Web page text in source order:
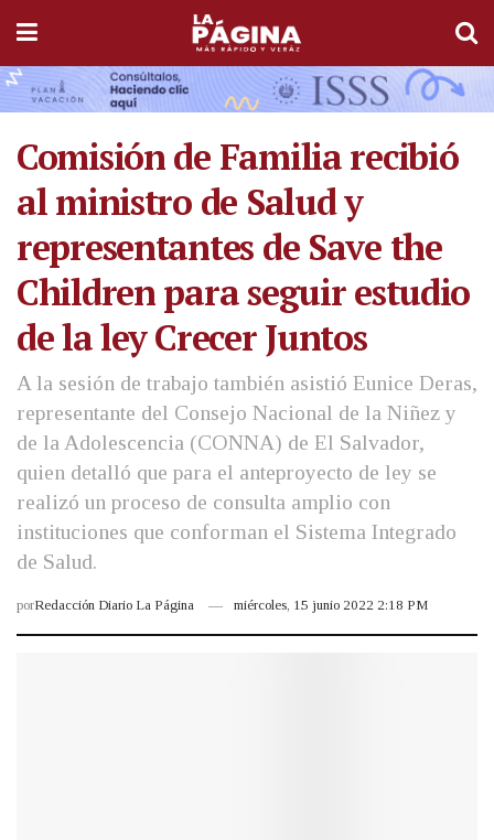
Comisión de Familia recibió
al ministro de Salud y
representantes de Save the
Children para seguir estudio
de la ley Crecer Juntos
A la sesión de trabajo también asistió Eunice Deras,
representante del Consejo Nacional de la Niñez y
de la Adolescencia (CONNA) de El Salvador,
quien detalló que para el anteproyecto de ley se
realizó un proceso de consulta amplio con
instituciones que conforman el Sistema Integrado
de Salud.
porRedacción Diario La Página miércoles, 15 junio 2022 2:18 PM